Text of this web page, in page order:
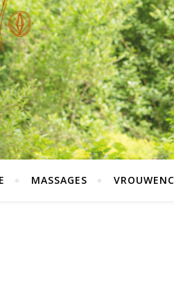
MASSAGES